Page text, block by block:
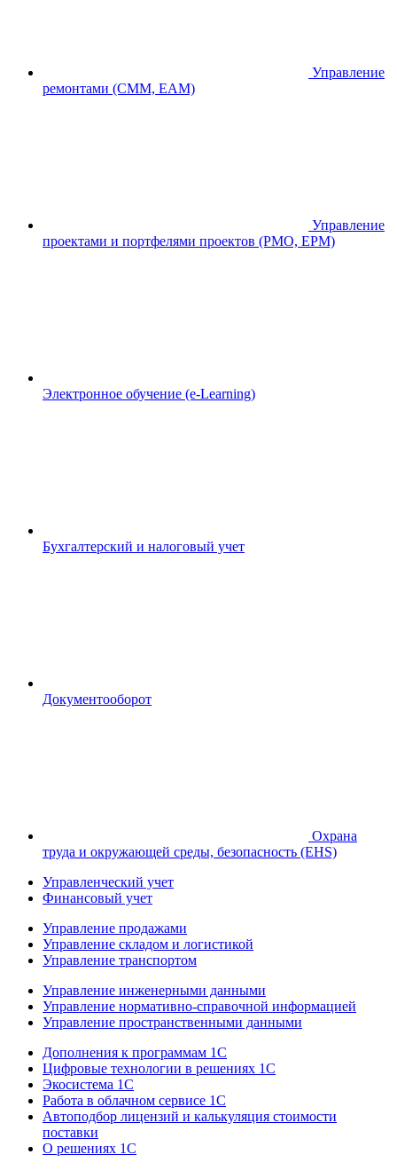
Управление
ремонтами (CMM, EAM)
Управление
проектами и портфелями проектов (PMO, EPM)
Электронное обучение (e-Learning)
Бухгалтерский и налоговый учет
Документооборот
Охрана
труда и окружающей среды, безопасность (EHS)
Управленческий учет
Финансовый учет
Управление продажами
Управление складом и логистикой
Управление транспортом
Управление инженерными данными
Управление нормативно-справочной информацией
Управление пространственными данными
Дополнения к программам 1С
Цифровые технологии в решениях 1С
Экосистема 1С
Работа в облачном сервисе 1С
Автоподбор лицензий и калькуляция стоимости
поставки
О решениях 1С